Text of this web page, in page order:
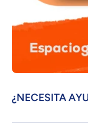
¿NECESITA